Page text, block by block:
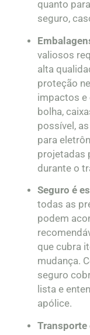
quanto
seguro,
valiosos
alta
proteção
impactos e
bolha,
possível,
para
projetadas
durante o
Seguro é
todas as
podem
que cubra
mudança.
seguro
lista e
apólice.
Transporte